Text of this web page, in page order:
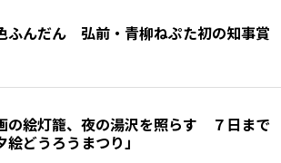
ふんだん 弘前・青柳ねぷた初の知事賞
の絵灯籠、夜の湯沢を照らす ７日まで
絵どうろうまつり」